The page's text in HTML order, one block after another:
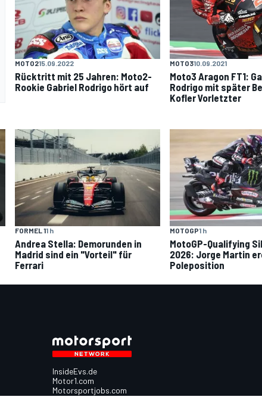
MOTO215.09.2022
Rücktritt mit 25 Jahren: Moto2-
Rookie Gabriel Rodrigo hört auf
MOTO310.09.2021
Moto3 Aragon FT1:
Rodrigo mit später
Kofler Vorletzter
FORMEL 11 h
Andrea Stella: Demorunden in
Madrid sind ein "Vorteil" für
Ferrari
MOTOGP1 h
MotoGP-Qualifying
2026: Jorge Martin
Poleposition
InsideEvs.de
Motor1.com
Motorsportjobs.com